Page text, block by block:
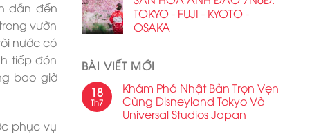
dẫn đến
vườn
nước có
tiếp đón
bao giờ
phục vụ
TOKYO - FUJI - KYOTO -
OSAKA
BÀI VIẾT MỚI
18
Th7
Khám Phá Nhật Bản Trọn Vẹn
Cùng Disneyland Tokyo Và
Universal Studios Japan